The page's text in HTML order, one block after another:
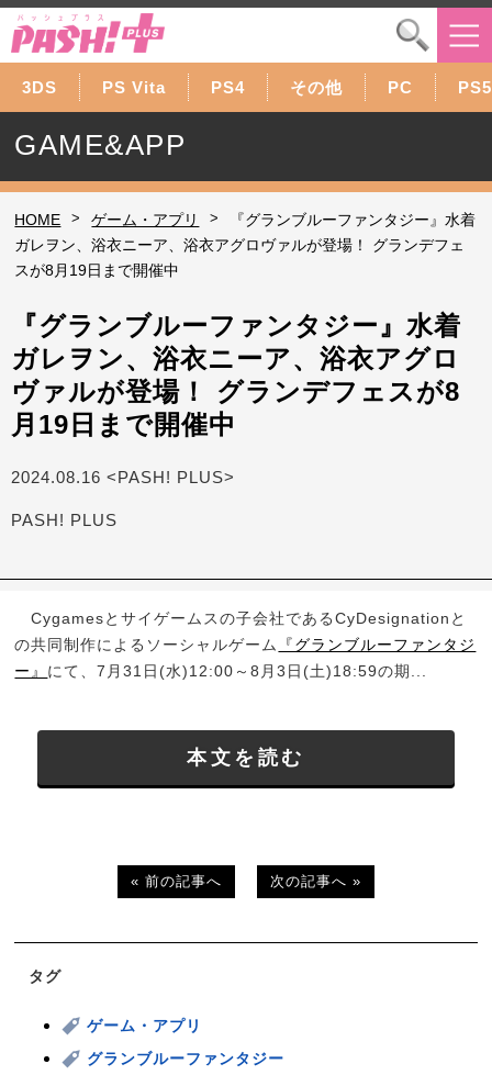
3DS PS Vita PS4 その他 PC PS5
GAME&APP
HOME > ゲーム・アプリ >
『グランブルーファンタジー』水着
ガレヲン、浴衣ニーア、浴衣アグロヴァルが登場！ グランデフェ
スが8月19日まで開催中
『グランブルーファンタジー』水着
ガレヲン、浴衣ニーア、浴衣アグロ
ヴァルが登場！ グランデフェスが8
月19日まで開催中
2024.08.16 <PASH! PLUS>
PASH! PLUS
Cygamesとサイゲームスの子会社であるCyDesignationと
の共同制作によるソーシャルゲーム
『グランブルーファンタジ
ー』 にて、7月31日(水)12:00～8月3日(土)18:59の期...
本文を読む
« 前の記事へ 次の記事へ »
タグ
ゲーム・アプリ
グランブルーファンタジー